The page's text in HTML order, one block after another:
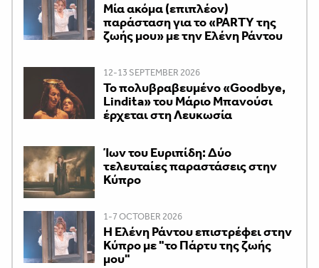
Μία ακόμα (επιπλέον)
παράσταση για το «PARTY της
ζωής μου» με την Ελένη Ράντου
12-13 SEPTEMBER 2026
Το πολυβραβευμένο «Goodbye,
Lindita» του Μάριο Μπανούσι
έρχεται στη Λευκωσία
Ίων του Ευριπίδη: Δύο
τελευταίες παραστάσεις στην
Κύπρο
1-7 OCTOBER 2026
H Ελένη Ράντου επιστρέφει στην
Κύπρο με "το Πάρτυ της ζωής
μου"